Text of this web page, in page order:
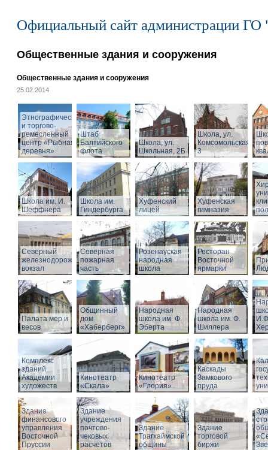
Официальный сайт администрации ГО
Общественные здания и сооружения
Общественные здания и сооружения
25.02.2014
Этнографический
и торгово-
ремесленный
центр «Рыбная
деревня»
Штаб
Балтийского
флота
Школа, ул.
Школьная, 2Б
Школа, ул.
Комсомольская,
3
Школа им. И.
Шеффнера
Школа им.
Гиндербурга
Хуфенский
лицей
Хуфенская
гимназия
Северный
железнодорожный
вокзал
Северная
пожарная
часть
Розенауская
народная
школа
Ресторан
Восточной
ярмарки
Палата мер и
весов
Общинный
дом
«Хаберберг»
Народная
школа им. Ф.
Эберта
Народная
школа им. Ф.
Шиллера
Комплекс
зданий
Академии
художеств
Кинотеатр
«Скала»
Кинотеатр
«Глория»
Каскады
Замкового
пруда
Здание
финансового
управления
Восточной
Пруссии
Здание
учреждения
почтово-
чековых
расчетов
Здание
Трагхаймской
общины
Здание
торговой
биржи